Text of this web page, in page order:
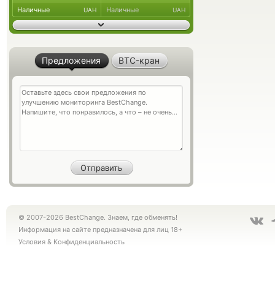
Наличные UAH Наличные UAH
Предложения BTC-кран
© 2007-2026 BestChange. Знаем, где обменять!
Информация на сайте предназначена для лиц 18+
Условия & Конфиденциальность